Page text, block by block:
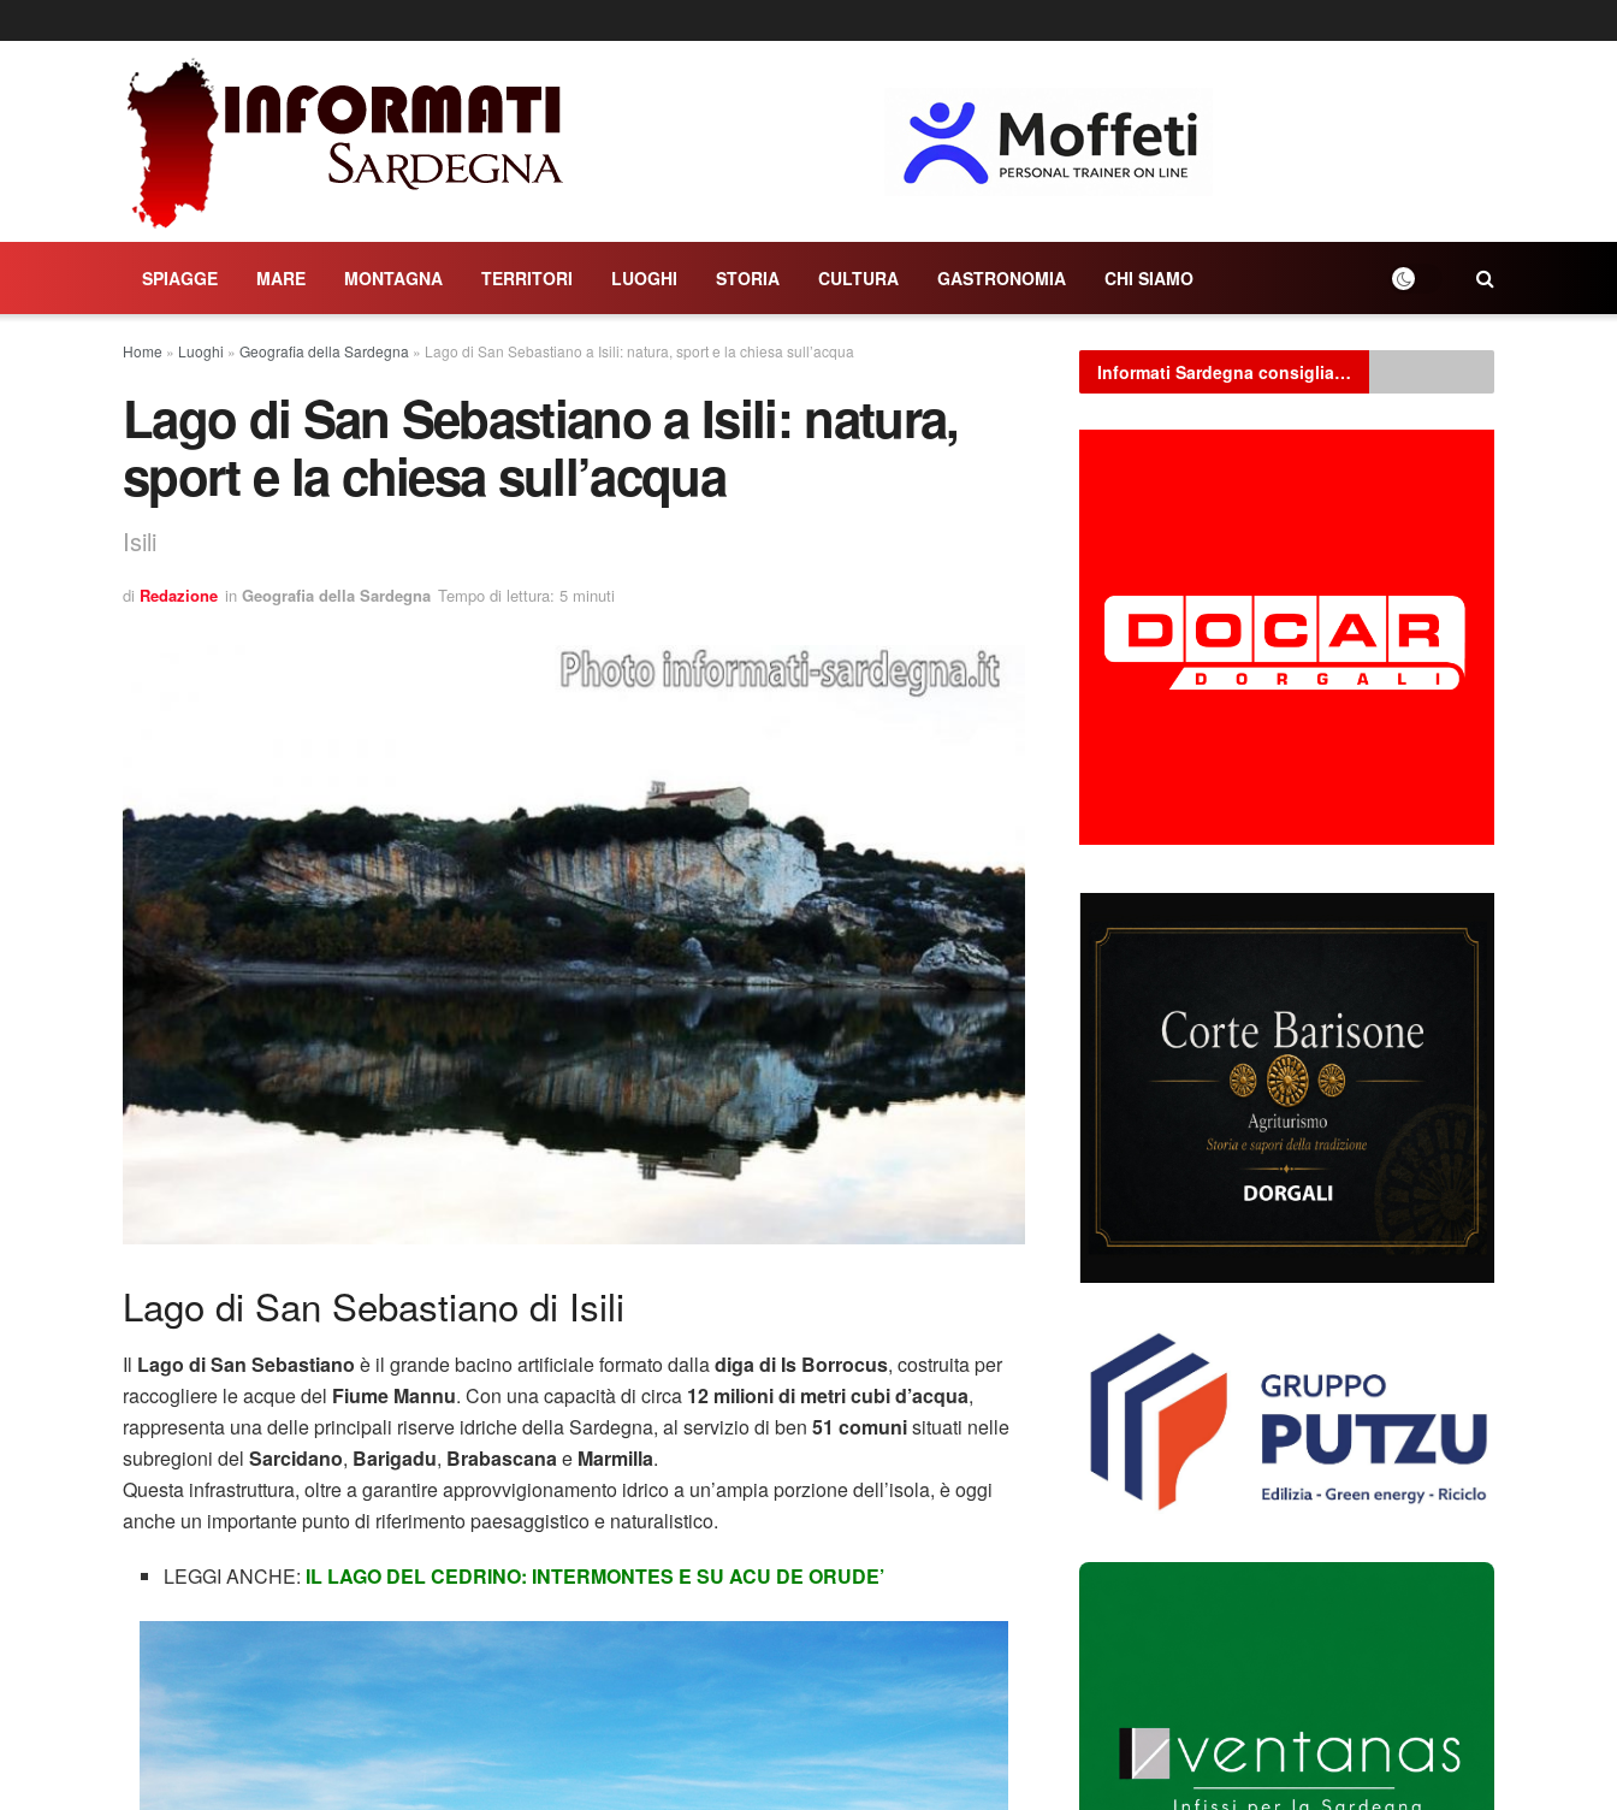
SPIAGGE MARE MONTAGNA TERRITORI LUOGHI STORIA CULTURA GASTRONOMIA CHI SIAMO
Home » Luoghi » Geografia della Sardegna » Lago di San Sebastiano a Isili: natura, sport e la chiesa sull’acqua
Lago di San Sebastiano a Isili: natura,
sport e la chiesa sull’acqua
Isili
di Redazione in Geografia della Sardegna Tempo di lettura: 5 minuti
Lago di San Sebastiano di Isili
Il Lago di San Sebastiano è il grande bacino artificiale formato dalladiga di Is Borrocus, costruita per
raccogliere le acque del Fiume Mannu. Con una capacità di circa 12 milioni di metri cubi d’acqua,
rappresenta una delle principali riserve idriche della Sardegna, al servizio di ben 51 comunisituati nelle
subregioni del Sarcidano, Barigadu, Brabascanae Marmilla.
Questa infrastruttura, oltre a garantire approvvigionamento idrico a un’ampia porzione dell’isola, è oggi
anche un importante punto di riferimento paesaggistico e naturalistico.
LEGGI ANCHE: IL LAGO DEL CEDRINO: INTERMONTES E SU ACU DE ORUDE’
Informati Sardegna consiglia…